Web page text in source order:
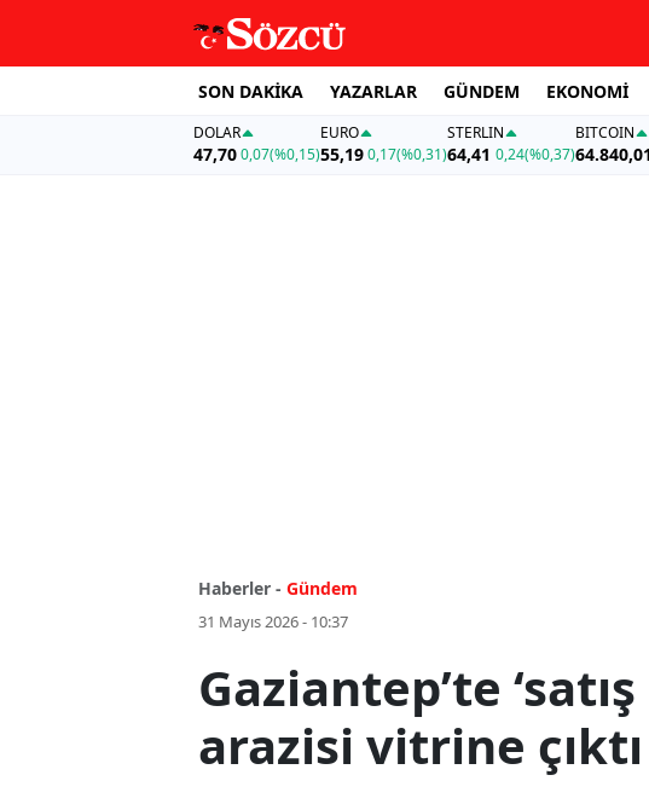
SON DAKİKA YAZARLAR GÜNDEM EKONOMİ
DOLAR
47,700,07(%0,15)
EURO
55,19 0,17(%0,31)
STERLIN
64,41 0,24(%0,37)
BITCOIN
64.840,01
Haberler - Gündem
31 Mayıs 2026 - 10:37
Gaziantep’te
arazisi vitrine çıktı